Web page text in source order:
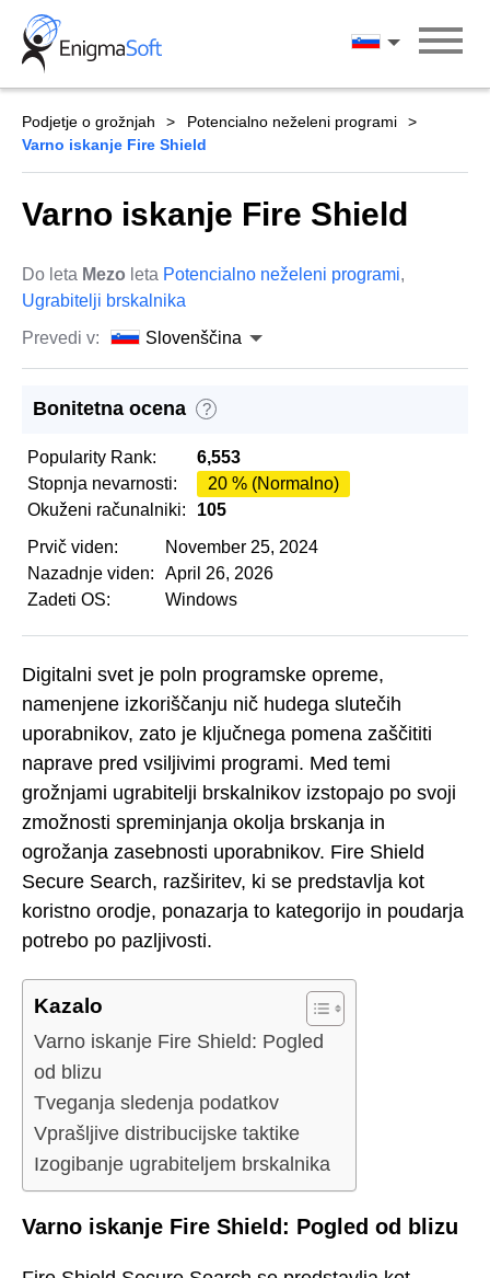
Skip
content
Slovenščina
Podjetje o grožnjah
Potencialno neželeni programi
Varno iskanje Fire Shield
Varno iskanje Fire Shield
Do leta Mezo leta Potencialno neželeni programi,
Ugrabitelji brskalnika
Prevedi v:
Slovenščina
Bonitetna ocena ?
Popularity Rank:
6,553
Stopnja nevarnosti:
20 % (Normalno)
Okuženi računalniki:
105
Prvič viden:
November 25, 2024
Nazadnje viden:
April 26, 2026
Zadeti OS:
Windows
Digitalni svet je poln programske opreme,
namenjene izkoriščanju nič hudega slutečih
uporabnikov, zato je ključnega pomena zaščititi
naprave pred vsiljivimi programi. Med temi
grožnjami ugrabitelji brskalnikov izstopajo po svoji
zmožnosti spreminjanja okolja brskanja in
ogrožanja zasebnosti uporabnikov. Fire Shield
Secure Search, razširitev, ki se predstavlja kot
koristno orodje, ponazarja to kategorijo in poudarja
potrebo po pazljivosti.
Kazalo
Varno iskanje Fire Shield: Pogled
od blizu
Tveganja sledenja podatkov
Vprašljive distribucijske taktike
Izogibanje ugrabiteljem brskalnika
Varno iskanje Fire Shield: Pogled od blizu